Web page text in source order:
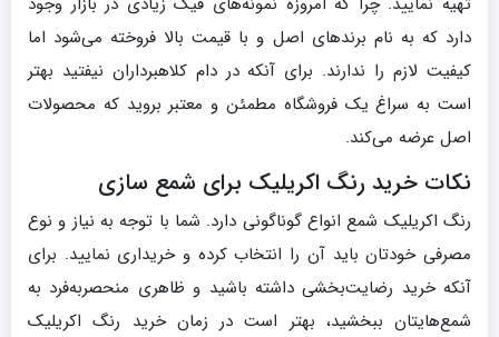
دارد که به نام برندهای اصل و با قیمت بالا فروخته می‌شود اما
کیفیت لازم را ندارند. برای آنکه در دام کلاهبرداران نیفتید بهتر
است به سراغ یک فروشگاه مطمئن و معتبر بروید که محصولات
اصل عرضه می‌کند.
نکات خرید رنگ اکریلیک برای شمع سازی
رنگ اکریلیک شمع انواع گوناگونی دارد. شما با توجه به نیاز و نوع
مصرفی خودتان باید آن را انتخاب کرده و خریداری نمایید. برای
آنکه خرید رضایت‌بخشی داشته باشید و ظاهری منحصربه‌فرد به
شمع‌هایتان ببخشید، بهتر است در زمان خرید رنگ اکریلیک